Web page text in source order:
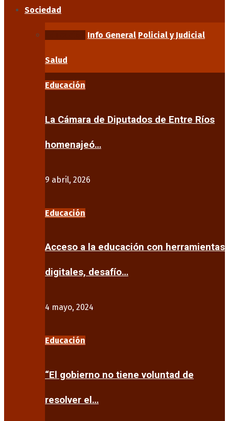
Sociedad
Info General Policial y Judicial
Salud
Educación
La Cámara de Diputados de Entre Ríos
homenajeó…
9 abril, 2026
Educación
Acceso a la educación con herramientas
digitales, desafío…
4 mayo, 2024
Educación
“El gobierno no tiene voluntad de
resolver el…